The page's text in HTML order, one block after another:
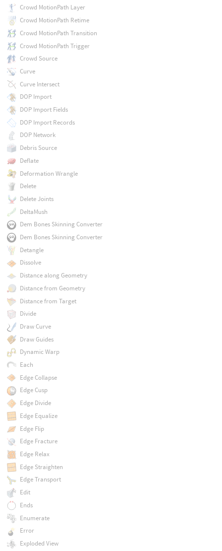
Crowd MotionPath Layer
Crowd MotionPath Retime
Crowd MotionPath Transition
Crowd MotionPath Trigger
Crowd Source
Curve
Curve Intersect
DOP Import
DOP Import Fields
DOP Import Records
DOP Network
Debris Source
Deflate
Deformation Wrangle
Delete
Delete Joints
DeltaMush
Dem Bones Skinning Converter
Dem Bones Skinning Converter
Detangle
Dissolve
Distance along Geometry
Distance from Geometry
Distance from Target
Divide
Draw Curve
Draw Guides
Dynamic Warp
Each
Edge Collapse
Edge Cusp
Edge Divide
Edge Equalize
Edge Flip
Edge Fracture
Edge Relax
Edge Straighten
Edge Transport
Edit
Ends
Enumerate
Error
Exploded View